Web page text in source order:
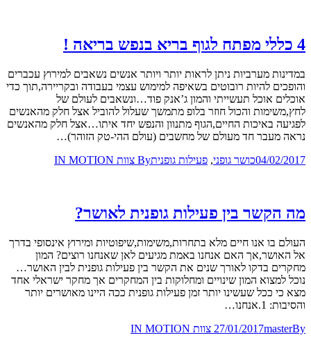
4 כללי מפתח לגוף בריא בנפש בריאה !
במדינות מערביות ניתן לראות יותר ויותר אנשים נשאבים למירוץ עכברים
והופכים להיות רובוטים בשאיפה למימוש עצמי בעבודה ובקריירה,תוך כדי
אוכלים אוכל תעשייתי והמון ג’אנק פוד…ונשאבים לעולם של
לחץ,משימות והכול חוזר בלופ מתמשך שעלול להוביל אצל חלק מהאנשים
לפגיעה באיכות החיים,הגוף מתנוון והנפש יחד איתו…אצל חלק מהאנשים
נראה מעבר חד מעולם של מחשבים (עולם ההי-טק הזוהר)…
04/02/2017כושר גופני, פעילות גופניתBy צוות IN MOTION
מה הקשר בין פעילות גופנית לאושר?
העולם בו אנו חיים מלא בתחרות,משימות,שיפוטיות ומירוץ אינסופי בדרך
אל האושר,אך האם אנחנו באמת מגיעים לאן שאנחנו רוצים? המון
מחקרים בדקו לאורך שנים את הקשר בין פעילות גופנית לבין האושר…
נוכל למצוא המון שינויים ומחלוקות בין המחקרים אך מחקר ישראלי אחד
מצא כי ככל שעשינו יותר זמן פעילות גופנית ככה היינו מאושרים יותר
והסיבות: 1.אנחנו…
27/01/2017masterBy צוות IN MOTION